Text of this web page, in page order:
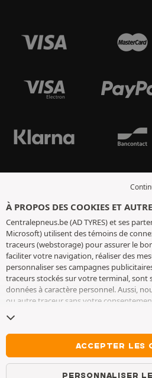
À PROPOS DES COOKIES ET
Centralepneus.be (AD TYRES) et ses
Microsoft) utilisent des témoins de
traceurs (webstorage) pour assurer le
faciliter votre navigation, réaliser des
personnaliser ses campagnes
traceurs stockés sur votre terminal, sont
données à caractère personnel. Aussi,
ou autre traceur sans votre
conservons votre choix pendant 6 mois.
consentement à tout moment en vous
. Vous pouvez choisir de
accepter le dépôt de cookies ou autres
obstacle à l’accès aux services AD
ACCEPTER LES
PERSONNALISER